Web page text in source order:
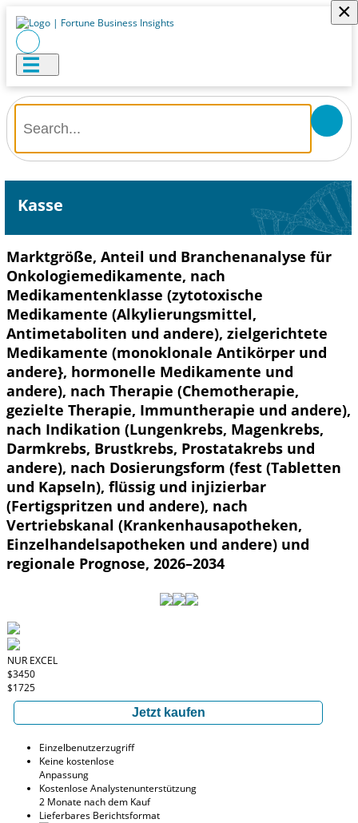
×
Kasse
Marktgröße, Anteil und Branchenanalyse für
Onkologiemedikamente, nach
Medikamentenklasse (zytotoxische
Medikamente (Alkylierungsmittel,
Antimetaboliten und andere), zielgerichtete
Medikamente (monoklonale Antikörper und
andere}, hormonelle Medikamente und
andere), nach Therapie (Chemotherapie,
gezielte Therapie, Immuntherapie und andere),
nach Indikation (Lungenkrebs, Magenkrebs,
Darmkrebs, Brustkrebs, Prostatakrebs und
andere), nach Dosierungsform (fest (Tabletten
und Kapseln), flüssig und injizierbar
(Fertigspritzen und andere), nach
Vertriebskanal (Krankenhausapotheken,
Einzelhandelsapotheken und andere) und
regionale Prognose, 2026–2034
NUR EXCEL
$3450
$1725
Jetzt kaufen
Einzelbenutzerzugriff
Keine kostenlose
Anpassung
Kostenlose Analystenunterstützung
2 Monate nach dem Kauf
Lieferbares Berichtsformat